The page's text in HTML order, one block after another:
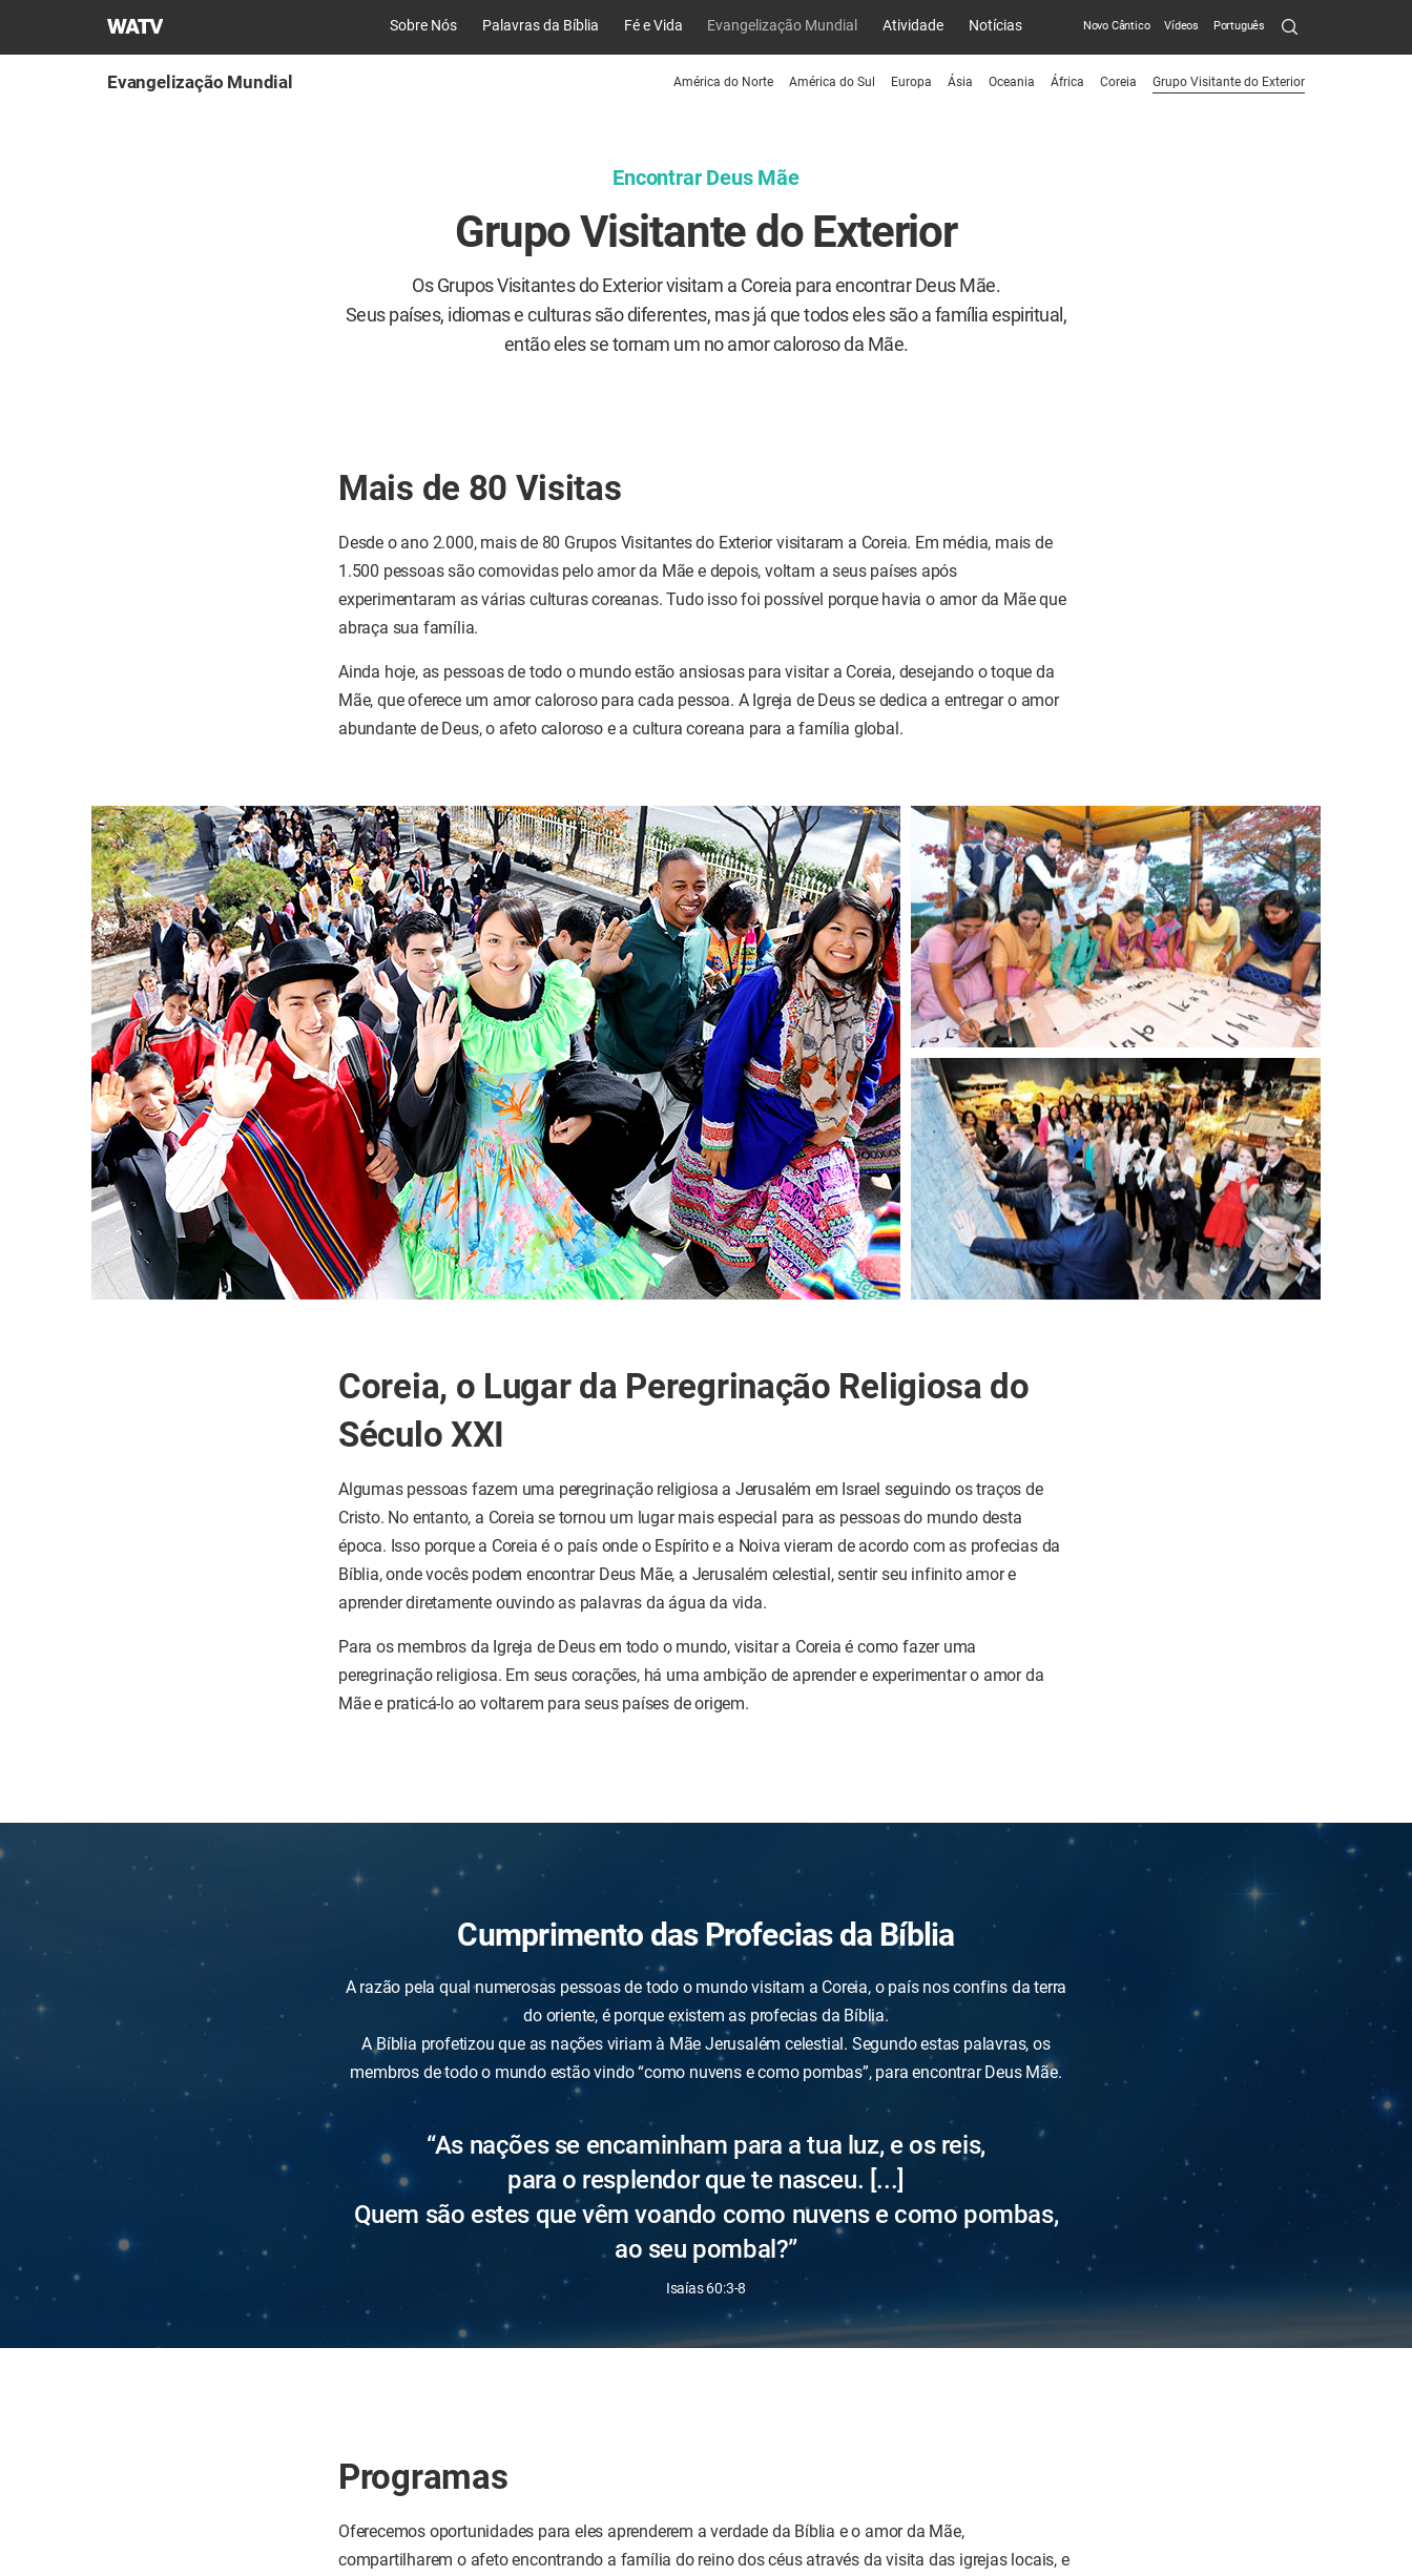
Igreja
Deus
Sociedade
Sobre Nós Palavras da Bíblia Fé e Vida Evangelização Mundial Atividade Notícias Novo Cântico Vídeos Português Search
Submit
Evangelização Mundial América do Norte América do Sul Europa Ásia Oceania África Coreia
Grupo Visitante do Exterior
Encontrar Deus Mãe
Grupo Visitante do Exterior
Os Grupos Visitantes do Exterior visitam a Coreia para encontrar Deus Mãe.
Seus países, idiomas e culturas são diferentes, mas já que todos eles são a família espiritual,
então eles se tornam um no amor caloroso da Mãe.
Mais de 80 Visitas
Desde o ano 2.000, mais de 80 Grupos Visitantes do Exterior visitaram a Coreia. Em média, mais de
1.500 pessoas são comovidas pelo amor da Mãe e depois, voltam a seus países após
experimentaram as várias culturas coreanas. Tudo isso foi possível porque havia o amor da Mãe que
abraça sua família.
Ainda hoje, as pessoas de todo o mundo estão ansiosas para visitar a Coreia, desejando o toque da
Mãe, que oferece um amor caloroso para cada pessoa. A Igreja de Deus se dedica a entregar o amor
abundante de Deus, o afeto caloroso e a cultura coreana para a família global.
Coreia, o Lugar da Peregrinação Religiosa do
Século XXI
Algumas pessoas fazem uma peregrinação religiosa a Jerusalém em Israel seguindo os traços de
Cristo. No entanto, a Coreia se tornou um lugar mais especial para as pessoas do mundo desta
época. Isso porque a Coreia é o país onde o Espírito e a Noiva vieram de acordo com as profecias da
Bíblia, onde vocês podem encontrar Deus Mãe, a Jerusalém celestial, sentir seu infinito amor e
aprender diretamente ouvindo as palavras da água da vida.
Para os membros da Igreja de Deus em todo o mundo, visitar a Coreia é como fazer uma
peregrinação religiosa. Em seus corações, há uma ambição de aprender e experimentar o amor da
Mãe e praticá-lo ao voltarem para seus países de origem.
Cumprimento das Profecias da Bíblia
A razão pela qual numerosas pessoas de todo o mundo visitam a Coreia, o país nos confins da terra
do oriente, é porque existem as profecias da Bíblia.
A Bíblia profetizou que as nações viriam à Mãe Jerusalém celestial. Segundo estas palavras, os
membros de todo o mundo estão vindo “como nuvens e como pombas”, para encontrar Deus Mãe.
“As nações se encaminham para a tua luz, e os reis,
para o resplendor que te nasceu. [...]
Quem são estes que vêm voando como nuvens e como pombas,
ao seu pombal?”
Isaías 60:3-8
Programas
Oferecemos oportunidades para eles aprenderem a verdade da Bíblia e o amor da Mãe,
compartilharem o afeto encontrando a família do reino dos céus através da visita das igrejas locais, e